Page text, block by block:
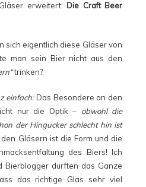
erweitert: Die Craft Beer
sich eigentlich diese Gläser von
man sein Bier nicht aus den
trinken?
einfach:Das Besondere an den
nur die Optik – obwohl die
der Hingucker schlecht hin ist
Gläsern ist die Form und die
des Biers! Ich
Bierblogger durften das Ganze
das richtige Glas sehr viel